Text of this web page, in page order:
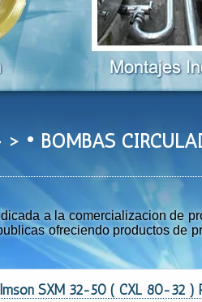
• BOMBAS
a la comercializacion de
ofreciendo productos de
SXM 32-50 ( CXL 80-32 )